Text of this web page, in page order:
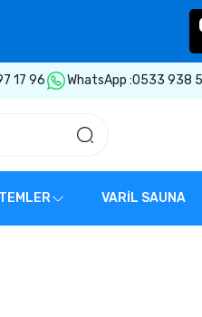
17 96 WhatsApp :0533 938
VARİL SAUNA